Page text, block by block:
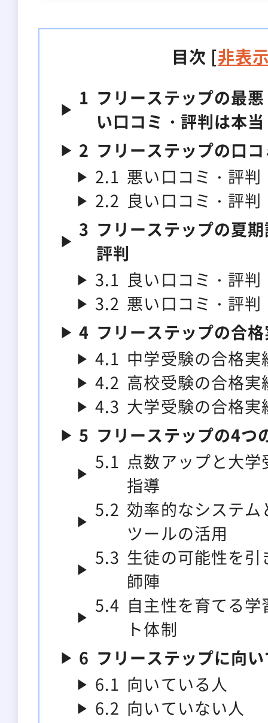
目次 [非表
1 フリーステップの最
い口コミ・評判は本
2 フリーステップの口
2.1 悪い口コミ・評判
2.2 良い口コミ・評判
3 フリーステップの夏
評判
3.1 良い口コミ・評判
3.2 悪い口コミ・評判
4 フリーステップの合
4.1 中学受験の合格実
4.2 高校受験の合格実
4.3 大学受験の合格実
5 フリーステップの4つ
5.1 点数アップと大
指導
5.2 効率的なシステ
ツールの活用
5.3 生徒の可能性を
師陣
5.4 自主性を育てる
ト体制
6 フリーステップに向
6.1 向いている人
6.2 向いていない人